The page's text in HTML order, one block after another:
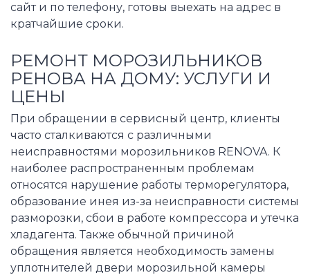
сайт и по телефону, готовы выехать на адрес в
кратчайшие сроки.
РЕМОНТ МОРОЗИЛЬНИКОВ
РЕНОВА НА ДОМУ: УСЛУГИ И
ЦЕНЫ
При обращении в сервисный центр, клиенты
часто сталкиваются с различными
неисправностями морозильников RENOVA. К
наиболее распространенным проблемам
относятся нарушение работы терморегулятора,
образование инея из-за неисправности системы
разморозки, сбои в работе компрессора и утечка
хладагента. Также обычной причиной
обращения является необходимость замены
уплотнителей двери морозильной камеры